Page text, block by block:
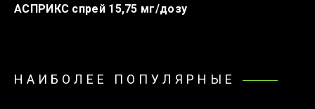
АСПРИКС спрей 15,75 мг/дозу
НАИБОЛЕЕ ПОПУЛЯРНЫЕ